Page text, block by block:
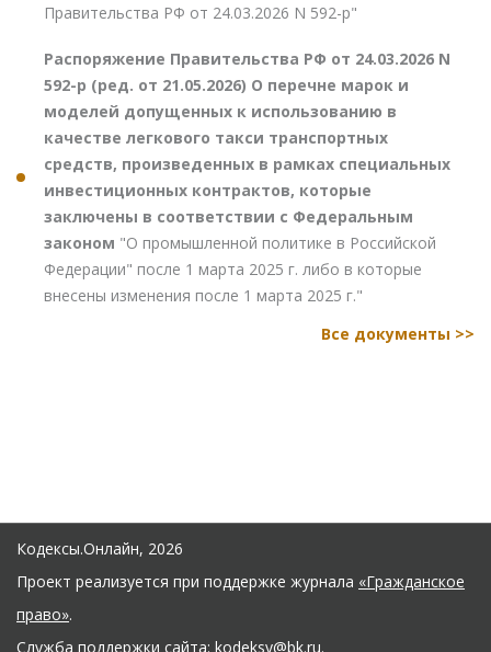
Правительства РФ от 24.03.2026 N 592-р"
Распоряжение Правительства РФ от 24.03.2026 N
592-р (ред. от 21.05.2026) О перечне марок и
моделей допущенных к использованию в
качестве легкового такси транспортных
средств, произведенных в рамках специальных
инвестиционных контрактов, которые
заключены в соответствии с Федеральным
законом "О промышленной политике в Российской
Федерации" после 1 марта 2025 г. либо в которые
внесены изменения после 1 марта 2025 г."
Все документы >>
Кодексы.Онлайн, 2026
Проект реализуется при поддержке журнала «Гражданское
право».
Служба поддержки сайта: kodeksy@bk.ru.